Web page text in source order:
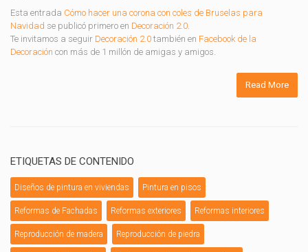
Esta entrada Cómo hacer una corona con coles de Bruselas para
Navidad se publicó primero en Decoración 2.0.
Te invitamos a seguir Decoración 2.0 también en Facebook de la
Decoración con más de 1 millón de amigas y amigos.
Read More
ETIQUETAS DE CONTENIDO
Diseños de pintura en viviendas Pintura en pisos
Reformas de Fachadas Reformas exteriores Reformas interiores
Reproducción de madera Reproducción de piedra